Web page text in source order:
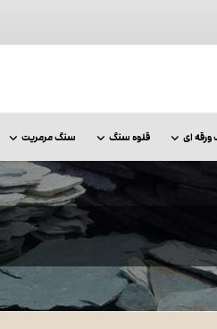
ای قلوه سنگ سنگ مرمریت